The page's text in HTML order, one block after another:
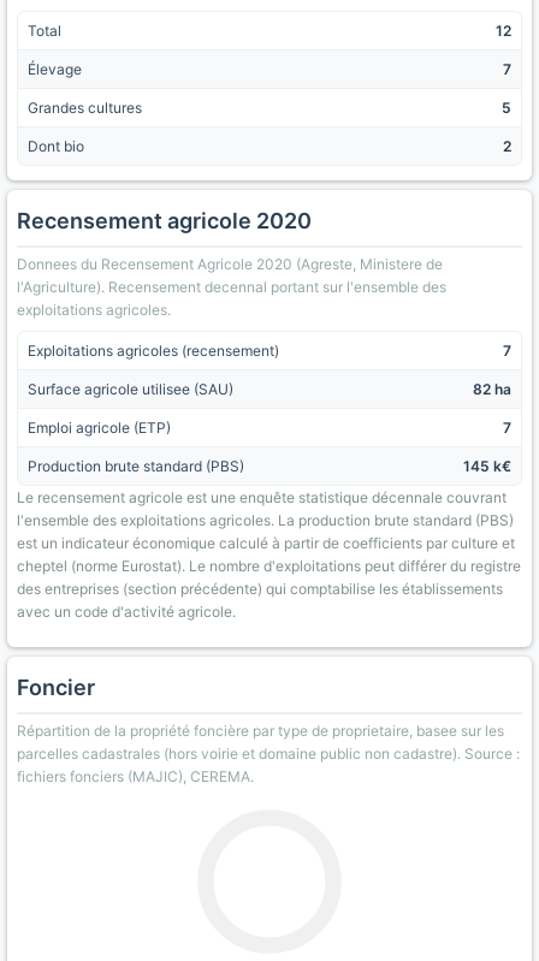
Total 12
Élevage 7
Grandes cultures 5
Dont bio 2
Recensement agricole 2020
Donnees du Recensement Agricole 2020 (Agreste, Ministere de
l'Agriculture). Recensement decennal portant sur l'ensemble des
exploitations agricoles.
Exploitations agricoles (recensement) 7
Surface agricole utilisee (SAU) 82 ha
Emploi agricole (ETP) 7
Production brute standard (PBS)
145 k€
Le recensement agricole est une enquête statistique décennale couvrant
l'ensemble des exploitations agricoles. La production brute standard (PBS)
est un indicateur économique calculé à partir de coefficients par culture et
cheptel (norme Eurostat). Le nombre d'exploitations peut différer du registre
des entreprises (section précédente) qui comptabilise les établissements
avec un code d'activité agricole.
Foncier
Répartition de la propriété foncière par type de proprietaire, basee sur les
parcelles cadastrales (hors voirie et domaine public non cadastre). Source :
fichiers fonciers (MAJIC), CEREMA.